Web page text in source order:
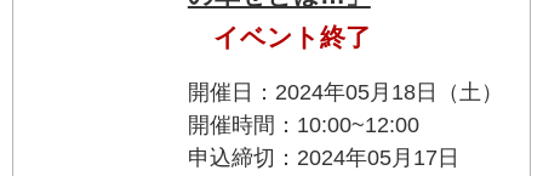
イベント終了
開催日：2024年05月18日（土）
開催時間：10:00~12:00
申込締切：2024年05月17日